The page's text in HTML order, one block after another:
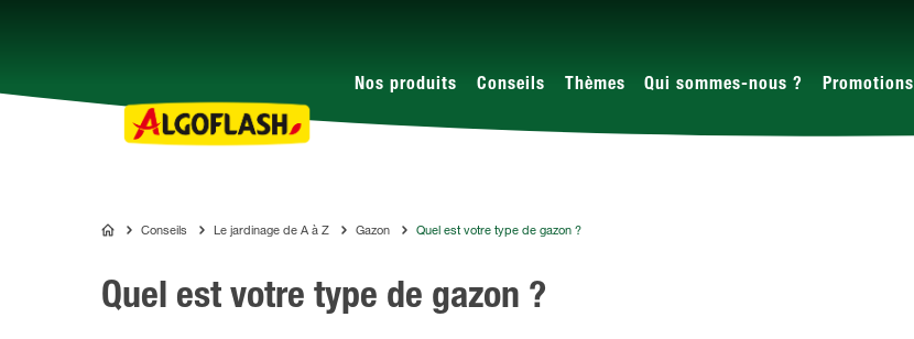
Nos produits Conseils Thèmes Qui sommes-nous ? Promotions
ALGOFLASH
Conseils Le jardinage de A à Z Gazon Quel est votre type de gazon ?
Quel est votre type de gazon ?